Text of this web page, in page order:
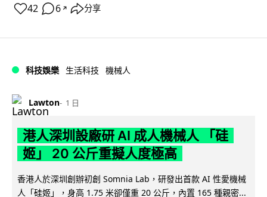
42 6 ↗ 分享
科技娛樂 生活科技 機械人
Lawton 1 日
港人深圳設廠研 AI 成人機械人 「硅
姬」 20 公斤重擬人度極高
香港人於深圳創辦初創 Somnia Lab，研發出首款 AI 性愛機械
人「硅姬」，身高 1.75 米卻僅重 20 公斤，內置 165 種親密...